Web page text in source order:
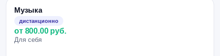
Музыка
дистанционно
от 800.00 руб.
Для себя